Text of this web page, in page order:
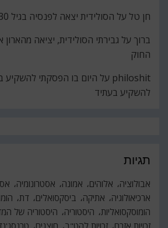
חן טל על הסולידית יצאה לפנסיה בגיל 30? הנה הקאץ'
ברוך על גבירתי הסולידית, יציאה
החוק
philoshit על היום בו הפסקתי להשקיע
להשקיע בעתיד
תגיות
אבולוציה אלוהים אמונה אסטרונומיה
ארכיאולוגיה
אתיקה ביסקסואלים דת
הומוסקסואליות היסטוריה היסטוריה של
זכויות אזרח זכויות להט"ב חוצנים